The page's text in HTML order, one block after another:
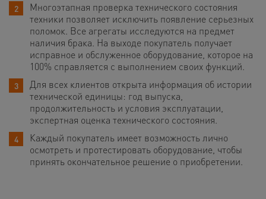
Многоэтапная проверка технического состояния
техники позволяет исключить появление серьезных
поломок. Все агрегаты исследуются на предмет
наличия брака. На выходе покупатель получает
исправное и обслуженное оборудование, которое на
100% справляется с выполнением своих функций.
Для всех клиентов открыта информация об истории
технической единицы: год выпуска,
продолжительность и условия эксплуатации,
экспертная оценка технического состояния.
Каждый покупатель имеет возможность лично
осмотреть и протестировать оборудование, чтобы
принять окончательное решение о приобретении.